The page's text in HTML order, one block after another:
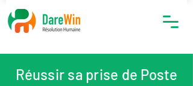
Réussir sa prise de Poste